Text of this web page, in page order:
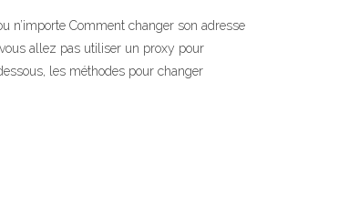
n’importe Comment changer son adresse
allez pas utiliser un proxy pour
les méthodes pour changer